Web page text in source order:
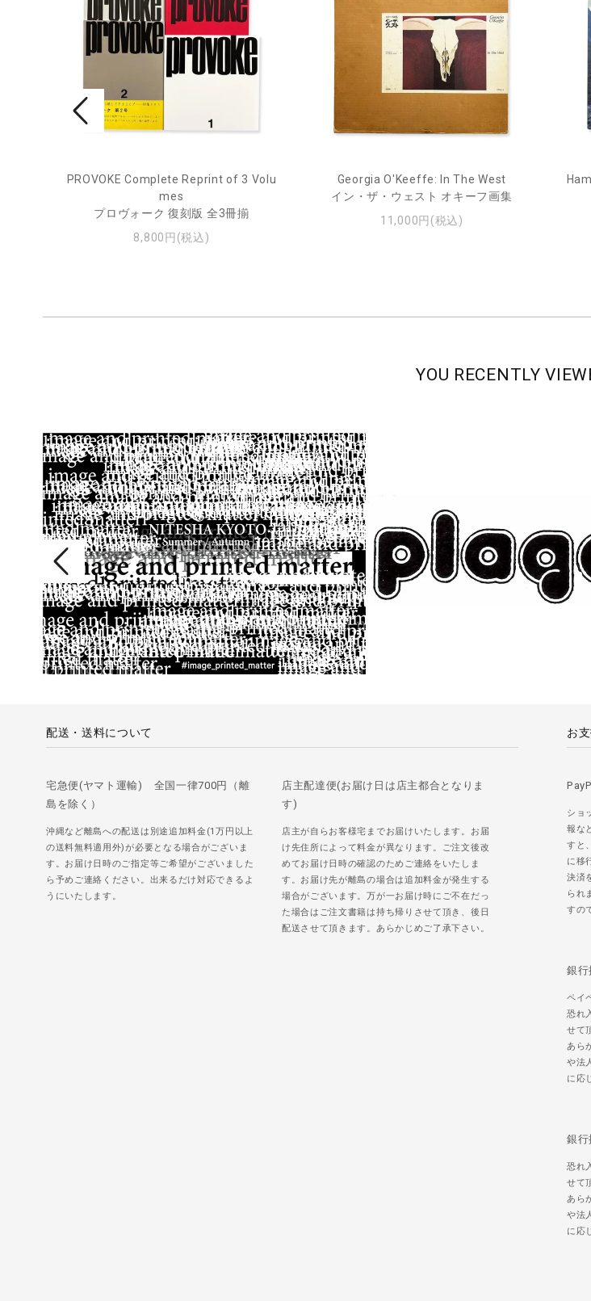
PROVOKE Complete Reprint of 3 Volu
mes
プロヴォーク 復刻版 全3冊揃
8,800円(税込)
Georgia O'Keeffe: In The West
イン・ザ・ウェスト オキーフ画集
11,000円(税込)
YOU RECENTLY
配送・送料について
宅急便(ヤマト運輸) 全国一律700円（離
島を除く）
沖縄など離島への配送は別途追加料金(1万円以上
の送料無料適用外)が必要となる場合がございま
す。お届け日時のご指定等ご希望がございました
ら予めご連絡ください。出来るだけ対応できるよ
うにいたします。
店主配達便(お届け日は店主都合となりま
す)
店主が自らお客様宅までお届けいたします。お届
け先住所によって料金が異なります。ご注文後改
めてお届け日時の確認のためご連絡をいたしま
す。お届け先が離島の場合は追加料金が発生する
場合がございます。万が一お届け時にご不在だっ
た場合はご注文書籍は持ち帰りさせて頂き、後日
配送させて頂きます。あらかじめご了承下さい。
お
ショ
報な
すと
に移
決済
られ
すの
銀
ペイ
恐れ
せて
あら
や法
に応
銀
恐れ
せて
あら
や法
に応